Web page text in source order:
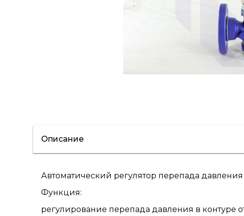
Описание
Автоматический регулятор перепада
Функция:
регулирование перепада давления в контуре